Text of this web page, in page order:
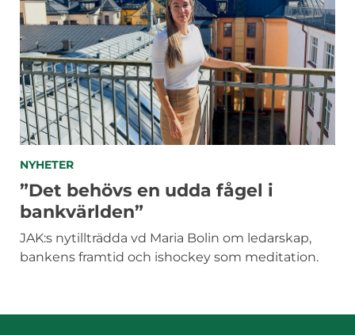
KATEGORIER
NYHETER
”Det behövs en udda fågel i
bankvärlden”
JAK:s nytillträdda vd Maria Bolin om ledarskap,
bankens framtid och ishockey som meditation.